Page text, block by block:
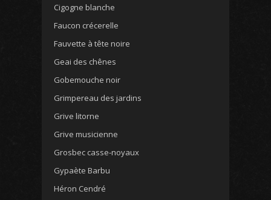
Cigogne blanche
Faucon crécerelle
Fauvette à tête noire
Geai des chênes
Gobemouche noir
Grimpereau des jardins
Grive litorne
Grive musicienne
Grosbec casse-noyaux
Gypaète Barbu
Héron Cendré